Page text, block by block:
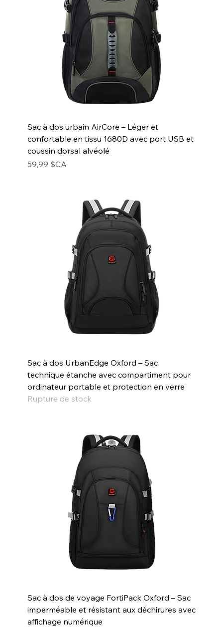
Sac à dos urbain AirCore – Léger et
confortable en tissu 1680D avec port USB et
coussin dorsal alvéolé
Prix
59,99 $CA
Sac à dos UrbanEdge Oxford – Sac
technique étanche avec compartiment pour
ordinateur portable et protection en verre
Rupture de stock
Sac à dos de voyage FortiPack Oxford – Sac
imperméable et résistant aux déchirures avec
affichage numérique